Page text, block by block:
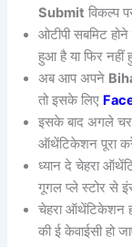
Submit विकल्प
ओटीपी सबमिट
हुआ है या फिर
अब आप अपने
तो इसके लिए
इसके बाद अगले
ऑथेंटिकेशन पूरा
ध्यान दे चेहरा
गूगल प्ले स्टोर से
चेहरा ऑथेंटिकेशन
की ई केवाईसी हो